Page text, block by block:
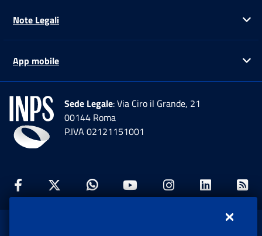
Note Legali
App mobile
Sede Legale: Via Ciro il Grande, 21
00144 Roma
P.IVA 02121151001
Facebook: Apre una nuova finestra
Twitter: Apre una nuova finestra
Whatsapp: Apre una nuova
Youtube: Apre una
Instagram: